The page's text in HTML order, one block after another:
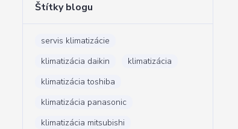
Štítky blogu
servis klimatizácie
klimatizácia daikin
klimatizácia
klimatizácia toshiba
klimatizácia panasonic
klimatizácia mitsubishi